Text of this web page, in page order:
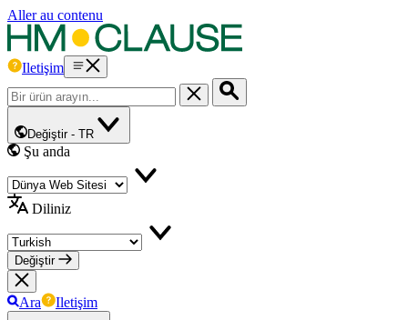
Aller au contenu
Iletişim
Değiştir - TR
Şu anda
Diliniz
Değiştir
Ara Iletişim